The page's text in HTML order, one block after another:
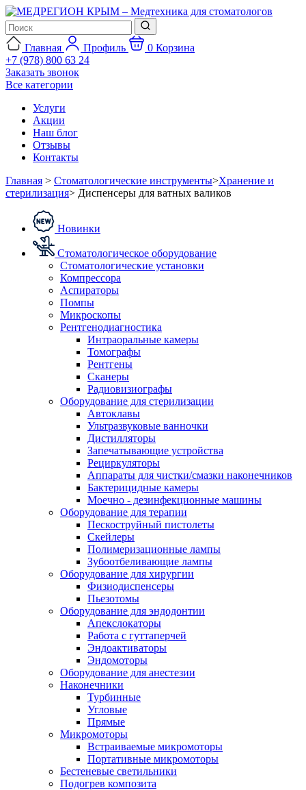
Главная Профиль 0 Корзина
+7 (978) 800 63 24
Заказать звонок
Все категории
Услуги
Акции
Наш блог
Отзывы
Контакты
Главная > Стоматологические инструменты>Хранение и
стерилизация> Диспенсеры для ватных валиков
Новинки
Стоматологическое оборудование
Стоматологические установки
Компрессора
Аспираторы
Помпы
Микроскопы
Рентгенодиагностика
Интраоральные камеры
Томографы
Рентгены
Сканеры
Радиовизиографы
Оборудование для стерилизации
Автоклавы
Ультразвуковые ванночки
Дистилляторы
Запечатывающие устройства
Рециркуляторы
Аппараты для чистки/смазки наконечников
Бактерицидные камеры
Моечно - дезинфекционные машины
Оборудование для терапии
Пескоструйный пистолеты
Скейлеры
Полимеризационные лампы
Зубоотбеливающие лампы
Оборудование для хирургии
Физиодиспенсеры
Пьезотомы
Оборудование для эндодонтии
Апекслокаторы
Работа с гуттаперчей
Эндоактиваторы
Эндомоторы
Оборудование для анестезии
Наконечники
Турбинные
Угловые
Прямые
Микромоторы
Встраиваемые микромоторы
Портативные микромоторы
Бестеневые светильники
Подогрев композита